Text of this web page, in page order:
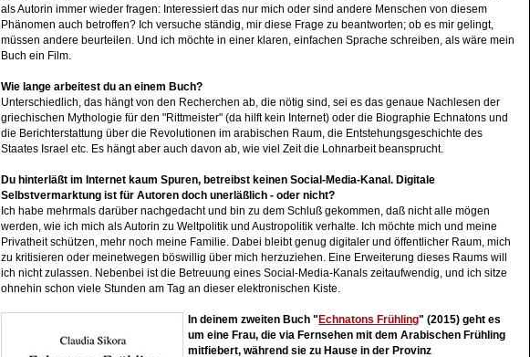
als Autorin immer wieder fragen: Interessiert das nur mich oder sind andere Menschen von diesem
Phänomen auch betroffen? Ich versuche ständig, mir diese Frage zu beantworten; ob es mir gelingt,
müssen andere beurteilen. Und ich möchte in einer klaren, einfachen Sprache schreiben, als wäre mein
Buch ein Film.
Wie lange arbeitest du an einem Buch?
Unterschiedlich, das hängt von den Recherchen ab, die nötig sind, sei es das genaue Nachlesen der
griechischen Mythologie für den "Rittmeister" (da hilft kein Internet) oder die Biographie Echnatons und
die Berichterstattung über die Revolutionen im arabischen Raum, die Entstehungsgeschichte des
Staates Israel etc. Es hängt aber auch davon ab, wie viel Zeit die Lohnarbeit beansprucht.
Du hinterläßt im Internet kaum Spuren, betreibst keinen Social-Media-Kanal. Digitale
Selbstvermarktung ist für Autoren doch unerläßlich - oder nicht?
Ich habe mehrmals darüber nachgedacht und bin zu dem Schluß gekommen, daß nicht alle mögen
werden, wie ich mich als Autorin zu Weltpolitik und Austropolitik verhalte. Ich möchte mich und meine
Privatheit schützen, mehr noch meine Familie. Dabei bleibt genug digitaler und öffentlicher Raum, mich
zu kritisieren oder meinetwegen böswillig über mich herzuziehen. Eine Erweiterung dieses Raums will
ich nicht zulassen. Nebenbei ist die Betreuung eines Social-Media-Kanals zeitaufwendig, und ich sitze
ohnehin schon viele Stunden am Tag an dieser elektronischen Kiste.
In deinemzweiten Buch " Echnatons Frühling" (2015) geht es
um eine Frau, die via Fernsehen mit dem Arabischen Frühling
mitfiebert, während sie zu Hause in der Provinz